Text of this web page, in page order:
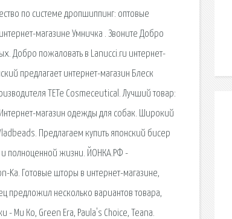
по системе дропшиппинг: оптовые
магазине Умничка . Звоните Добро
Добро пожаловать в Lanucci.ru интернет-
предлагает интернет-магазин Блеск
TETe Cosmeceutical. Лучший товар:
магазин одежды для собак. Широкий
Предлагаем купить японский бисер
и полноценной жизни. ЙОНКА.РФ -
Ka. Готовые шторы в интернет-магазине,
предложил несколько вариантов товара,
- Ми Ко, Green Era, Paula's Choice, Teana.